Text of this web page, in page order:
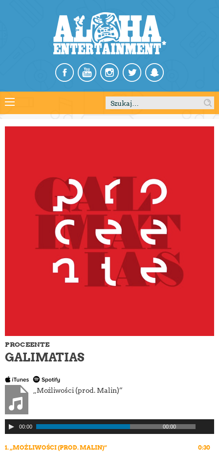
Szukaj:
PROCEENTE
GALIMATIAS
„Możliwości (prod. Malin)”
Odtwarzacz
plików
dźwiękowych
00:00 00:00
1.„MOŻLIWOŚCI (PROD. MALIN)” 0:30